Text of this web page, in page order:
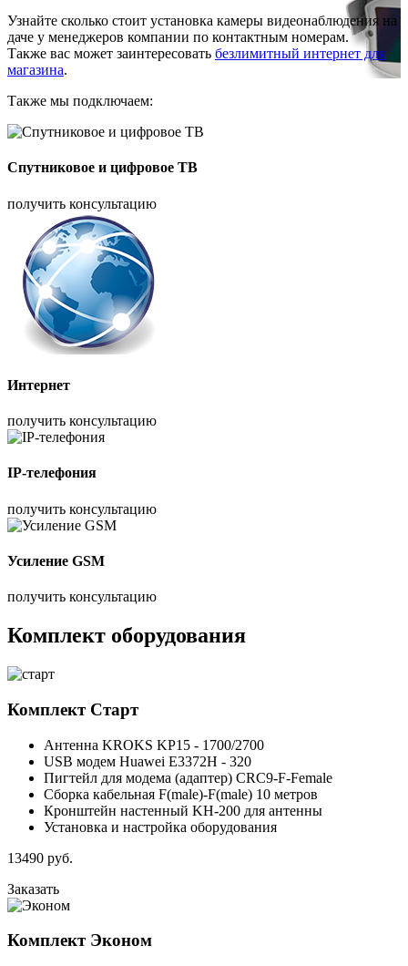
Узнайте сколько стоит установка камеры видеонаблюдения на
даче у менеджеров компании по контактным номерам.
Также вас может заинтересовать безлимитный интернет для
магазина.
Также мы подключаем:
Спутниковое и цифровое ТВ
получить консультацию
Интернет
получить консультацию
IP-телефония
получить консультацию
Усиление GSM
получить консультацию
Комплект оборудования
Комплект Старт
Антенна KROKS KP15 - 1700/2700
USB модем Huawei E3372H - 320
Пигтейл для модема (адаптер) CRC9-F-Female
Сборка кабельная F(male)-F(male) 10 метров
Кронштейн настенный KH-200 для антенны
Установка и настройка оборудования
13490 руб.
Заказать
Комплект Эконом